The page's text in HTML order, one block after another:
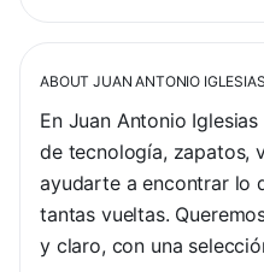
ABOUTJUAN ANTONIO
En Juan Antonio
de tecnología, zapatos,
ayudarte a encontrar lo
tantas vueltas.
y claro, con una